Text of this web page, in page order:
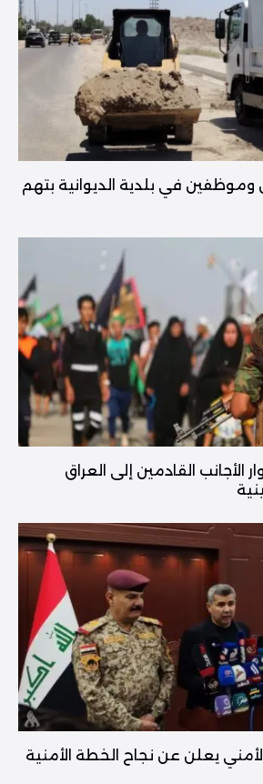
وموظفين في بلدية الديوانية بتهم
الأجانب القادمين إلى العراق
يعلن عن نجاح الخطة الأمنية